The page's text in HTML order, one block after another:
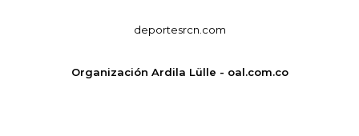
deportesrcn.com
Organización Ardila Lülle - oal.com.co